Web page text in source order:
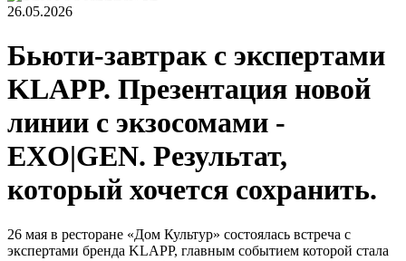
26.05.2026
Бьюти-завтрак с экспертами
KLAPP. Презентация новой
линии с экзосомами -
EXO|GEN. Результат,
который хочется сохранить.
26 мая в ресторане «Дом Культур» состоялась встреча с
экспертами бренда KLAPP, главным событием которой стала